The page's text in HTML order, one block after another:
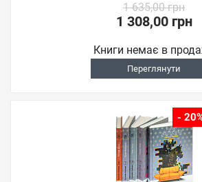
1 635,00 грн
1 308,00 грн
Книги немає в
Переглянути
-